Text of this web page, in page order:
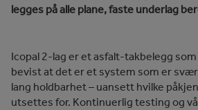
legges på alle plane, faste underlag
Icopal 2-lag er et asfalt-takbelegg
bevist at det er et system som er
lang holdbarhet – uansett hvilke
utsettes for. Kontinuerlig testing og